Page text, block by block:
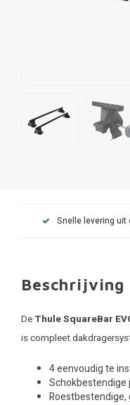
Snelle levering uit
Beschrijving
De Thule SquareBar
is compleet
4 eenvoudig te
Schokbestendige
Roestbestendige,